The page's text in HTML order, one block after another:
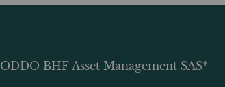
ODDO BHF Asset Management SAS*